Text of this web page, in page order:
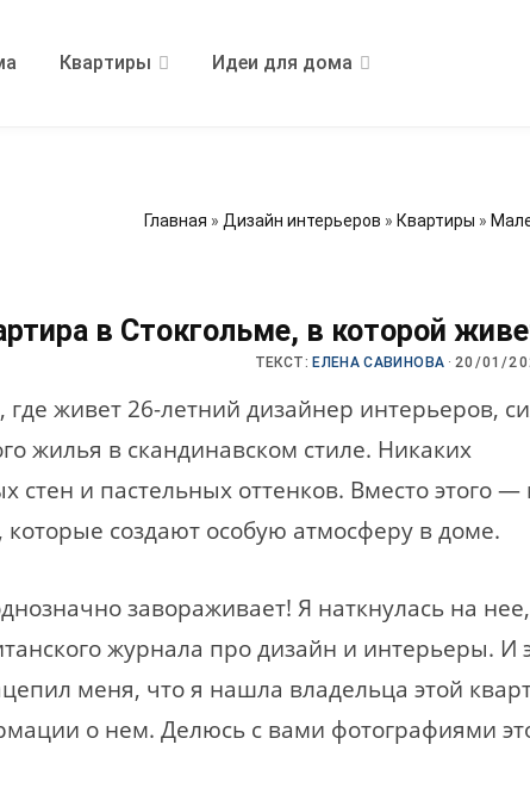
Квартиры Идеи для дома
Главная » Дизайн интерьеров » Квартиры »
в Стокгольме, в которой
ТЕКСТ: ЕЛЕНА САВИНОВА ·20/01/
где живет 26-летний дизайнер интерьеров,
жилья в скандинавском стиле. Никаких
стен и пастельных оттенков. Вместо этого —
создают особую атмосферу в доме.
завораживает! Я наткнулась на нее,
журнала про дизайн и интерьеры. И
меня, что я нашла владельца этой
о нем. Делюсь с вами фотографиями